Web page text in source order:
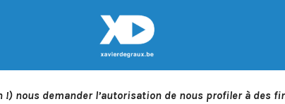
!) nous demander l’autorisation de nous profiler à des